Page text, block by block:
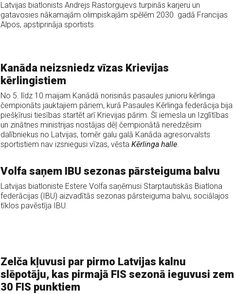
Latvijas biatlonists Andrejs Rastorgujevs turpinās karjeru un
gatavosies nākamajām olimpiskajām spēlēm 2030. gadā Francijas
Alpos, apstiprināja sportists.
Kanāda neizsniedz vīzas Krievijas
kērlingistiem
No 5. līdz 10.maijam Kanādā norisinās pasaules junioru kērlinga
čempionāts jauktajiem pāriem, kurā Pasaules Kērlinga federācija bija
piešķīrusi tiesības startēt arī Krievijas pārim. Šī iemesla un Izglītības
un zinātnes ministrijas nostājas dēļ čempionātā neredzēsim
dalībniekus no Latvijas, tomēr galu galā Kanāda agresorvalsts
sportistiem nav izsniegusi vīzas, vēsta Kērlinga halle.
Volfa saņem IBU sezonas pārsteiguma balvu
Latvijas biatloniste Estere Volfa saņēmusi Starptautiskās Biatlona
federācijas (IBU) aizvadītās sezonas pārsteiguma balvu, sociālajos
tīklos pavēstīja IBU.
Zelča kļuvusi par pirmo Latvijas kalnu
slēpotāju, kas pirmajā FIS sezonā ieguvusi zem
30 FIS punktiem